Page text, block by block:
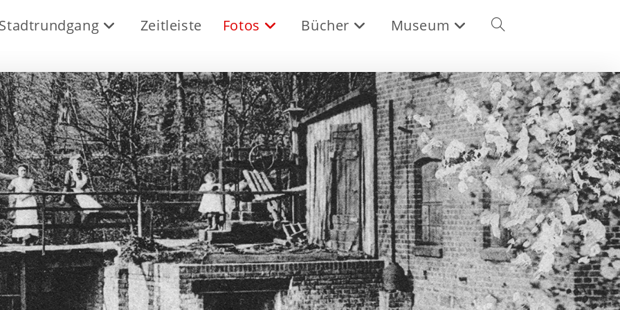
Zeitleiste Fotos Bücher Museum